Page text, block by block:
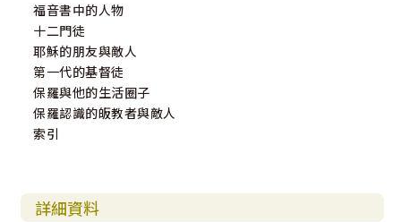
福音書中的人物
十二門徒
耶穌的朋友與敵人
第一代的基督徒
保羅與他的生活圈子
保羅認識的皈教者與敵人
索引
詳細資料